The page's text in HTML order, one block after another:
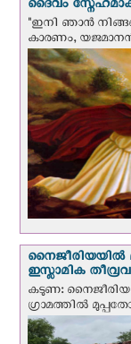
ദൈവം
"ഇനി ഞാന്‍
കാരണം,
നൈജീരിയയില്‍
ഇസ്ലാമിക
കടുണ:
ഗ്രാമത്തിൽ